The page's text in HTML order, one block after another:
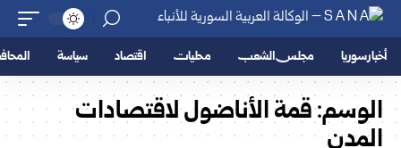
أخبار سوريا مجلس الشعب محليات اقتصاد سياسة
الوسم:قمة الأناضول لاقتصادات
المدن